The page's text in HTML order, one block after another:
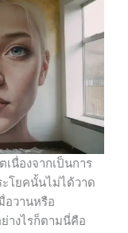
เนื่องจากเป็นการ
ะโยคนั้นไม่ได้วาด
อวานหรือ
ย่างไรก็ตามนี่คือ